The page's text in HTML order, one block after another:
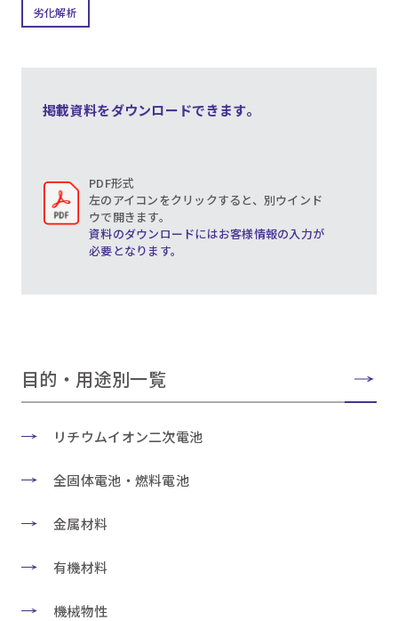
劣化解析
掲載資料をダウンロードできます。
PDF形式
左のアイコンをクリックすると、別ウインド
ウで開きます。
資料のダウンロードにはお客様情報の入力が
必要となります。
目的・用途別一覧
リチウムイオン二次電池
全固体電池・燃料電池
金属材料
有機材料
機械物性